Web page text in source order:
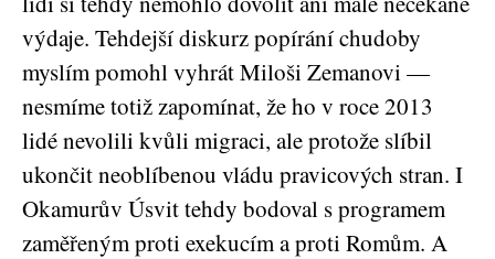
výdaje. Tehdejší diskurz popírání chudoby
myslím pomohl vyhrát Miloši Zemanovi —
nesmíme totiž zapomínat, že ho v roce 2013
lidé nevolili kvůli migraci, ale protože slíbil
ukončit neoblíbenou vládu pravicových stran. I
Okamurův Úsvit tehdy bodoval s programem
zaměřeným proti exekucím a proti Romům. A